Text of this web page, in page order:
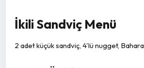
İkili Sandviç Menü
2 adet küçük sandviç, 4'lü nugget,